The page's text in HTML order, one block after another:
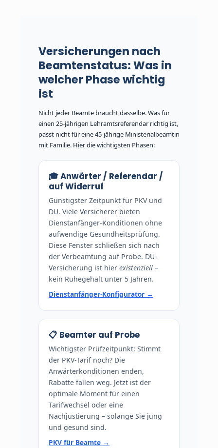
Versicherungen nach
Beamtenstatus: Was in
welcher Phase wichtig
ist
Nicht jeder Beamte braucht dasselbe. Was für
einen 25-jährigen Lehramtsreferendar richtig ist,
passt nicht für eine 45-jährige Ministerialbeamtin
mit Familie. Hier die wichtigsten Phasen:
🎓 Anwärter / Referendar /
auf Widerruf
Günstigster Zeitpunkt für PKV und
DU. Viele Versicherer bieten
Dienstanfänger-Konditionen ohne
aufwendige Gesundheitsprüfung.
Diese Fenster schließen sich nach
der Verbeamtung auf Probe. DU-
Versicherung ist hier existenziell –
kein Ruhegehalt unter 5 Jahren.
Dienstanfänger-Konfigurator →
📋 Beamter auf Probe
Wichtigster Prüfzeitpunkt: Stimmt
der PKV-Tarif noch? Die
Anwärterkonditionen enden,
Rabatte fallen weg. Jetzt ist der
optimale Moment für einen
Tarifwechsel oder eine
Nachjustierung – solange Sie jung
und gesund sind.
PKV für Beamte →